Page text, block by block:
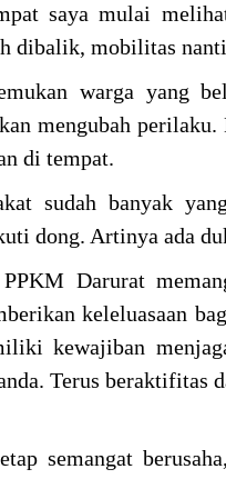
saya mulai
dibalik, mobilitas
warga yang
mengubah
di tempat.
sudah banyak
dong. Artinya ada
Darurat
keleluasaan
kewajiban
Terus beraktifitas
semangat